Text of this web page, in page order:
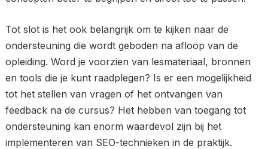
Tot slot is het ook belangrijk om te kijken naar de
ondersteuning die wordt geboden na afloop van de
opleiding. Word je voorzien van lesmateriaal, bronnen
en tools die je kunt raadplegen? Is er een mogelijkheid
tot het stellen van vragen of het ontvangen van
feedback na de cursus? Het hebben van toegang tot
ondersteuning kan enorm waardevol zijn bij het
implementeren van SEO-technieken in de praktijk.